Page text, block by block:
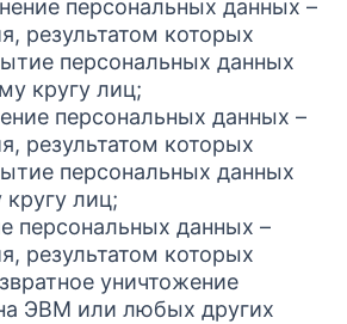
персональных данных –
результатом которых
персональных данных
кругу лиц;
персональных данных –
результатом которых
персональных данных
лиц;
персональных данных –
результатом которых
уничтожение
ЭВМ или любых других